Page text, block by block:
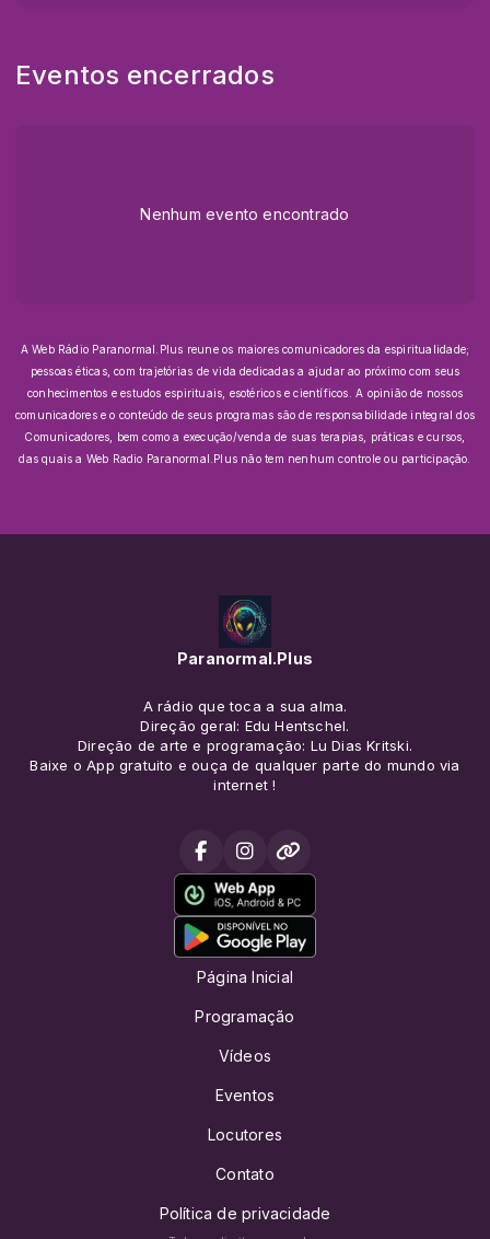
Eventos encerrados
Nenhum evento encontrado
A Web Rádio Paranormal.Plus reune os maiores comunicadores da espiritualidade;
pessoas éticas, com trajetórias de vida dedicadas a ajudar ao próximo com seus
conhecimentos e estudos espirituais, esotéricos e científicos.A opinião de nossos
comunicadores e o conteúdo de seus programas são de responsabilidade integral dos
Comunicadores, bem como a execução/venda de suas terapias, práticas e cursos,
das quais a Web Radio Paranormal.Plus não tem nenhum controle ou participação.
Paranormal.Plus
A rádio que toca a sua alma.
Direção geral: Edu Hentschel.
Direção de arte e programação: Lu Dias Kritski.
Baixe o App gratuito e ouça de qualquer parte do mundo via
internet !
Página Inicial
Programação
Vídeos
Eventos
Locutores
Contato
Política de privacidade